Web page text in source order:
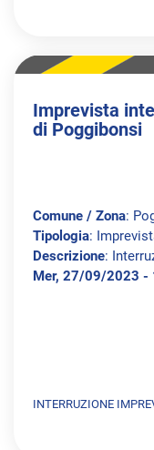
Imprevista
di Poggibonsi
Comune / Zona:
Tipologia:
Descrizione:
Mer, 27/09/2023 -
INTERRUZIONE